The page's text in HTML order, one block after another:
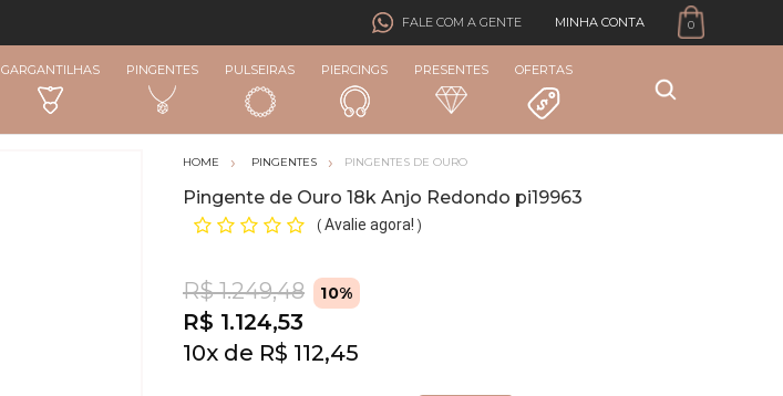
FALE COM A GENTE MINHA CONTA 0
GARGANTILHAS PINGENTES PULSEIRAS PIERCINGS PRESENTES OFERTAS
PINGENTES PINGENTES DE OURO
Pingente de Ouro 18k Anjo Redondo pi19963
( Avalie agora! )
R$ 1.249,48 10%
R$ 1.124,53
10x R$ 112,45